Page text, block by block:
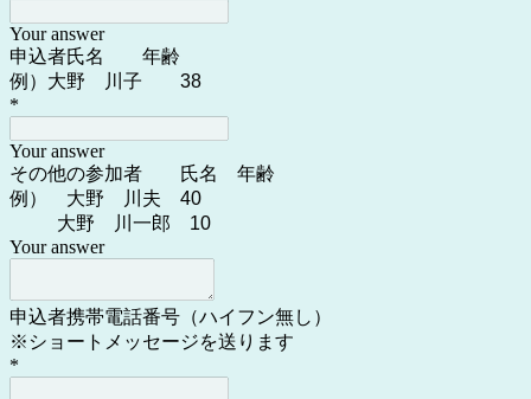
Your answer
申込者氏名 年齢
例）大野 川子 38
*
Your answer
その他の参加者 氏名 年齢
例） 大野 川夫 40
大野 川一郎 10
Your answer
申込者携帯電話番号（ハイフン無し）
※ショートメッセージを送ります
*